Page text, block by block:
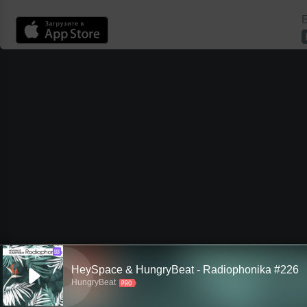
Ш
HeySpace & HungryBeat - Radiophonika #226
HungryBeat